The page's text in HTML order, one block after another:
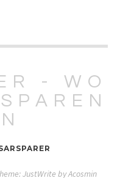
- WO
JustWrite byAcosmin